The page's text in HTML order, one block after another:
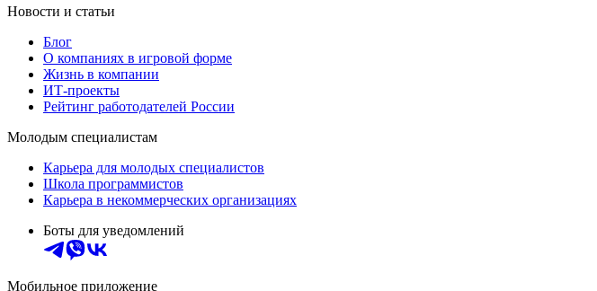
Новости и статьи
Блог
О компаниях в игровой форме
Жизнь в компании
ИТ-проекты
Рейтинг работодателей России
Молодым специалистам
Карьера для молодых специалистов
Школа программистов
Карьера в некоммерческих организациях
Боты для уведомлений
Мобильное приложение